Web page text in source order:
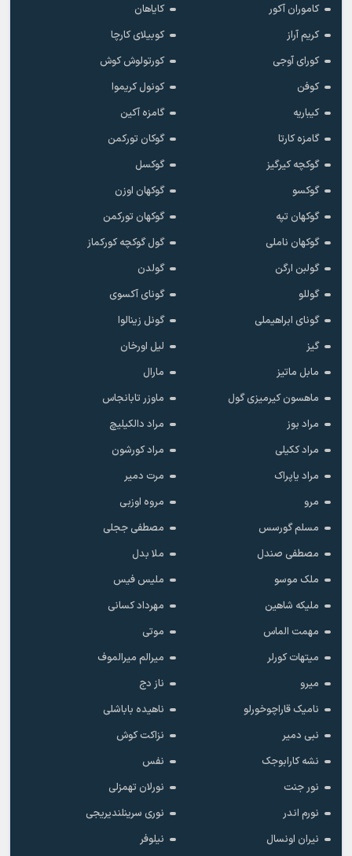
کاموران آکور
کایاهان
کریم آراز
کوبیلای کارچا
کورای آوجی
کورتولوش کوش
کوفن
کونول کریموا
کیباریه
گامزه آکین
گامزه کارتا
گوکان تورکمن
گوکچه کیرگیز
گوکسل
گوکسو
گوکهان اوزن
گوکهان تپه
گوکهان تورکمن
گوکهان ناملی
گول گوکچه کورکماز
گولبن ارگن
گولدن
گوللو
گونای آکسوی
گونای ابراهیملی
گونل زینالوا
گیز
لیل اورخان
مابل ماتیز
مارال
ماهسون کیرمیزی گول
ماوزر تابانجاس
مراد بوز
مراد دالکیلیچ
مراد ککیلی
مراد کورشون
مراد یاپراک
مرت دمیر
مرو
مروه اوزبی
مسلم گورسس
مصطفی ججلی
مصطفی صندل
ملا بدل
ملک موسو
ملیس فیس
ملیکه شاهین
مهرداد کسانی
مهمت الماس
موتی
میتهات کورلر
میرالم میرالموف
میرو
ناز دج
نامیک قاراچوخورلو
ناهیده باباشلی
نبی دمیر
نزاکت کوش
نشه کارابوجک
نفس
نور جنت
نورلان تهمزلی
نورم اندر
نوری سرینلندیریجی
نیران اونسال
نیلوفر